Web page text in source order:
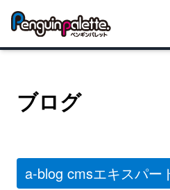
ブログ
a-blog cmsエキスパー